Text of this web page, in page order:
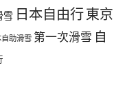
雪 日本自由行東京
助滑雪 第一次滑雪 自